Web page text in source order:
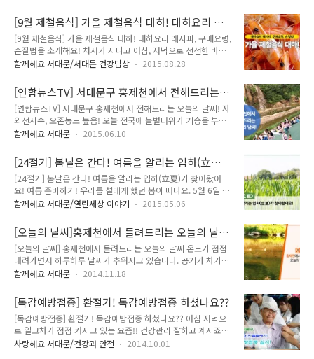
골격과 치아 건강, 근육과 신경 기능에서 중요한 역할을 해요. 홍
합 1회 분량에는 나..
건강관리에 더욱 신경써야 하는데요. 면역력이 급격하게 떨어져
서 감기에 걸리기 쉬운 때입니다. 조금만 신경 쓰면 예방이 가능
합니다. 환절기 감기 예방을 위한 생활 속 Tip! 지기와 함께 알아
볼까요~ ^^ 환절기 감기 예방 Tip 1. 개인위생에 신경쓰세요. :
환절기, 감기바이러스가 유행할 때에는 누군가와 접촉을 했을시
2. 물을 수시로 마시는 습관을 기르세요. : 기관지 점막이 말라 건
조..
[9월 제철음식] 가을 제철음식 대하! 대하요리 레
시피, 구매요령, 손질법을 소개해요!
[9월 제철음식] 가을 제철음식 대하! 대하요리 레시피, 구매요령,
손질법을 소개해요! 처서가 지나고 아침, 저녁으로 선선한 바람
이 불고 있어요! 천고마비의 계절 가을이 찾아왔어요~ 가을은 오
겨졌는데요. 오늘은 가을을 대표하는 제철음식 '대하'를 소개할
까 합니다! 지기와 함께 대하에 대해 알아볼까요!! ^0^ '대하' 영
양정보 - 칼슘과 타우린이 풍부하게 들어있어 고혈압 예방과 성
장발육에 도움을 줍니다. - 키토산이 풍부해 적당한 양을 섭취 했
을 때 혈액 내 콜레스테롤을 낮추는 역할을 합니다. - 철, 인, 아
령 & 손질법 - 전체적으로 투명하고 윤기가 나는 것이 좋으며 껍
질이 단단한..
함께해요 서대문/서대문 건강밥상 2015.08.28
[연합뉴스TV] 서대문구 홍제천에서 전해드리는
오늘의 날씨! 자외선지수, 오존농도 높음!
[연합뉴스TV] 서대문구 홍제천에서 전해드리는 오늘의 날씨! 자
외선지수, 오존농도 높음! 오늘 전국에 불볕더위가 기승을 부리
고 있답니다. 서울은 올해 들어 최고기온을 기록하고 있다고 하
있답니다. 연합뉴스TV에서 알려주는 날씨예보! 오늘 오후 5시까
지 진행될 예정인데요! 지기와 함께 현장으로 떠나볼까요!! 홍제
천의 물레방아가 더위를 식혀주는거 같은데요. 뜨거운 햇살이 내
리쬐면서 무척 뜨겁습니다. 서울이 올해 최고온도까지 올라갔답
니다. 벌써 여름의 절정에 있는 느낌이랍니다. 전국에 자외선지
선글라스로 피부를 보호해주세요! 지기가 소개하는 자외선 차단
방법! 아랫글을 클릭해주세요 ▼ [자외선 ..
함께해요 서대문 2015.06.10
[24절기] 봄날은 간다! 여름을 알리는 입하(立夏)
가 찾아왔어요! 여름 준비하기!
[24절기] 봄날은 간다! 여름을 알리는 입하(立夏)가 찾아왔어
요! 여름 준비하기! 우리를 설레게 했던 봄이 떠나요. 5월 6일 오
늘, 여름을 알리는 시기가 찾아왔답니다. '입하(立夏)'가 찾아왔
떠나 볼까요~ '입하(立夏)'란? 24절기 중, 7번째 절기입니다. 여
름 '하'에 들어설 '입' 여름의 시작을 알리는 절후입니다. 봄이 완
전히 퇴색하고 산록이 일기 시작하는 시기입니다. 음력 4월에 포
함되어 있으며, 올해는 양력 5월 6일이 입하입니다. 입하(立夏)
에는 어떤 일이 생길까요? 개구리 우는 소리가 들리고, 지렁이들
패기 시작해요. 집에서는 누에치기에 한창이고, 놑밭에서는 해충
이..
함께해요 서대문/열린세상 이야기 2015.05.06
[오늘의 날씨]홍제천에서 들려드리는 오늘의 날
씨!
[오늘의 날씨] 홍제천에서 들려드리는 오늘의 날씨 온도가 점점
내려가면서 하루하루 날씨가 추워지고 있습니다. 공기가 차가운
아침입니다. 오늘 오전 '홍제천'에서 날씨예보가 있었어요~
홍제천의 풍경과 어울어지는 날씨예보!! 지기가 있는 서대문의
풍경과 날씨예보를 함께 보니 평소때와 다르게 집중해서 보게 되
네요~ 뿌듯합니다^^ 날씨는 초겨울 추위가 찾아왔네요, 전국 곳
곳이 영하권까지 떨어졌다고 하니 겨울이 성큼성큼 다가오나 봅
니다. 그나마 낮부터는 날씨가 조금 풀린다고 하니, 일교차가 크
함께해요 서대문 2014.11.18
[독감예방접종] 환절기! 독감예방접종 하셨나요??
[독감예방접종] 환절기! 독감예방접종 하셨나요?? 아침 저녁으
로 일교차가 점점 커지고 있는 요즘!! 건강관리 잘하고 계시죠?
지기는 그만.. 감기에 걸렸답니다 ㅠ.ㅜ 서대문 보건소에서 무료
사랑해요 서대문/건강과 안전 2014.10.01